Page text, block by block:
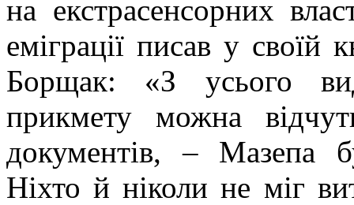
на екстрасенсорних
еміграції писав у своїй
Борщак: «З усього
прикмету можна
документів, – Мазепа
Ніхто й ніколи не міг